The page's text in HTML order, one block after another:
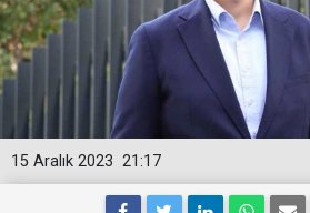
21:17
15 Aralık 2023